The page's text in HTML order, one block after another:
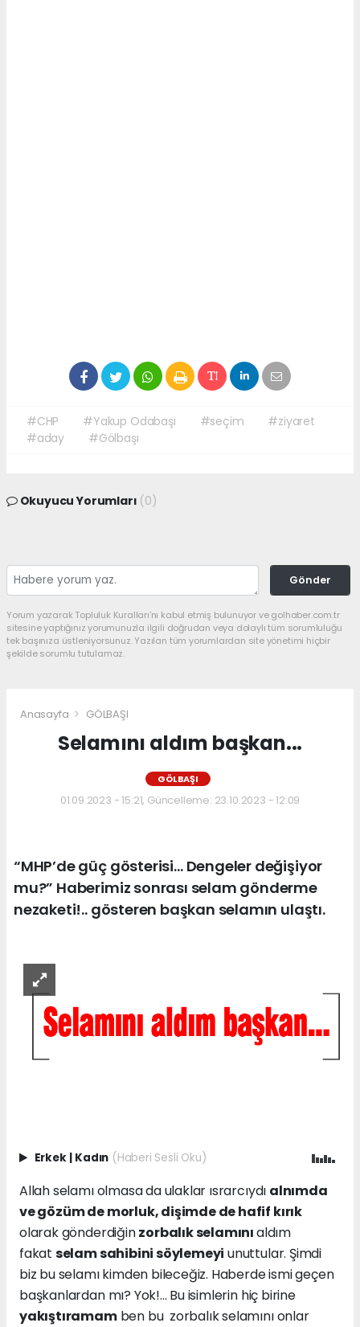
#CHP #Yakup Odabaşı #seçim
#ziyaret
#aday
#Gölbaşı
Okuyucu Yorumları (0)
Gönder
Yorum yazarak Topluluk Kuralları’nı kabul etmiş bulunuyor ve golhaber.com.tr
sitesine yaptığınız yorumunuzla ilgili doğrudan veya dolaylı tüm sorumluluğu
tek başınıza üstleniyorsunuz. Yazılan tüm yorumlardan site yönetimi hiçbir
şekilde sorumlu tutulamaz.
Anasayfa GÖLBAŞI
Selamını aldım başkan...
GÖLBAŞI
01.09.2023 - 15:21, Güncelleme: 23.10.2023 - 12:09
“MHP’de güç gösterisi… Dengeler değişiyor
mu?” Haberimiz sonrası selam gönderme
nezaketi!.. gösteren başkan selamın ulaştı.
Erkek Kadın (Haberi Sesli Oku)
Allah selamı olmasa da ulaklar ısrarcıydı alnımda
ve gözüm de morluk, dişimde de hafif kırık
olarak gönderdiğinzorbalık selamınıaldım
fakat selam sahibini söylemeyi unuttular. Şimdi
biz bu selamı kimden bileceğiz. Haberde ismi geçen
başkanlardan mı? Yok!... Bu isimlerin hiç birine
yakıştıramamben bu zorbalık selamını onlar